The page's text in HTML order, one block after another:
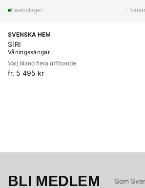
+
SVENSKA HEM
SIRI
Våningssängar
Välj bland flera utförande
fr. 5 495 kr
BLI MEDLEM Som